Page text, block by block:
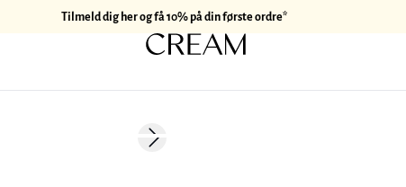
Tilmeld dig her og få 10% på din første ordre*
Next slide